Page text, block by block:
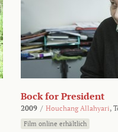
Bock for President
2009 / Houchang Allahyari,
Film online erhältlich